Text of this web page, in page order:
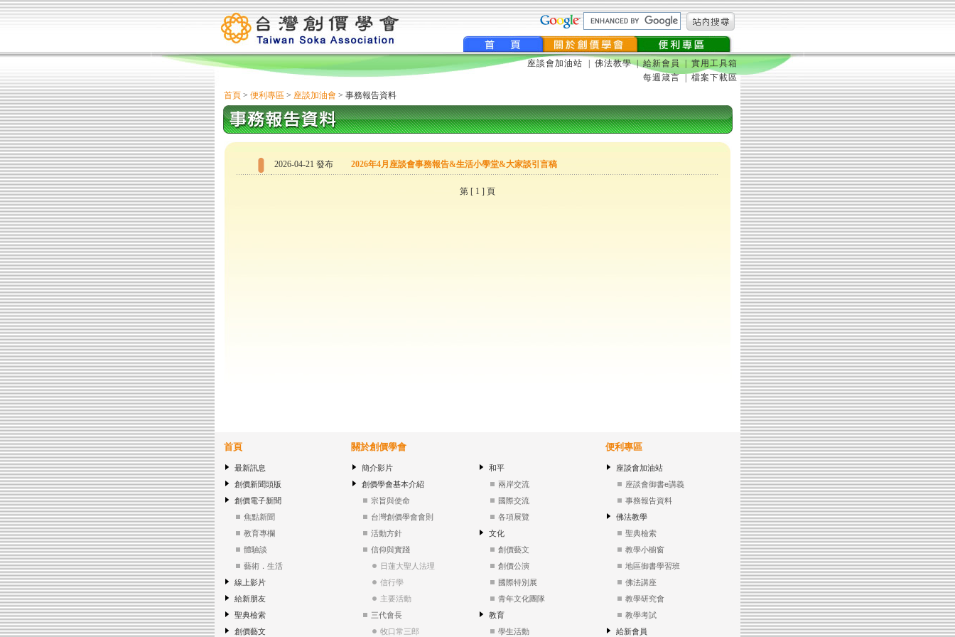
座談會加油站 佛法教學 | 給新會員 |
實用工具箱
每週箴言
檔案下載區
首頁> 便利專區 > 座談加油會 > 事務報告資料
2026-04-21 發布 2026年4月座談會事務報告&生活小學堂&大家談引言稿
第 [ 1 ] 頁
首頁
最新訊息
創價新聞頭版
創價電子新聞
焦點新聞
教育專欄
體驗談
藝術．生活
線上影片
給新朋友
聖典檢索
創價藝文
關於創價學會
簡介影片
創價學會基本介紹
宗旨與使命
台灣創價學會會則
活動方針
信仰與實踐
日蓮大聖人法理
信行學
主要活動
三代會長
牧口常三郎
和平
兩岸交流
國際交流
各項展覽
文化
創價藝文
創價公演
國際特別展
青年文化團隊
教育
學生活動
便利專區
座談會加油站
座談會御書e講義
事務報告資料
佛法教學
聖典檢索
教學小櫥窗
地區御書學習班
佛法講座
教學研究會
教學考試
給新會員